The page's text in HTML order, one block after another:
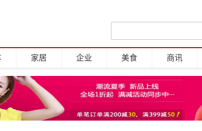
家居 企业 美食 商讯